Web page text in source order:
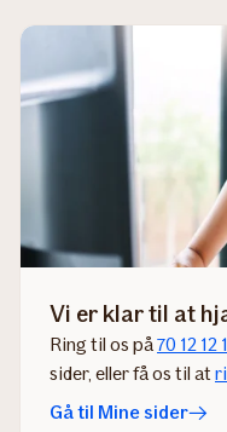
Vi er klar til at
Ring til os på70 12 12
sider​, eller få os til at
Gå til Mine sider